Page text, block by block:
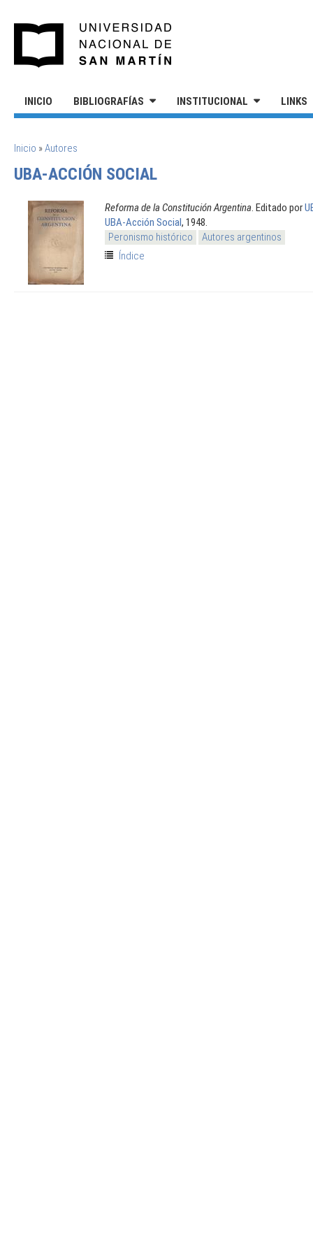
INICIO BIBLIOGRAFÍAS INSTITUCIONAL LINKS
SE ENCUENTRA USTED AQUÍ
Inicio »Autores
UBA-ACCIÓN SOCIAL
Reforma de la Constitución Argentina . Editado por
UBA-Acción Social, 1948.
Peronismo histórico
Autores argentinos
Índice